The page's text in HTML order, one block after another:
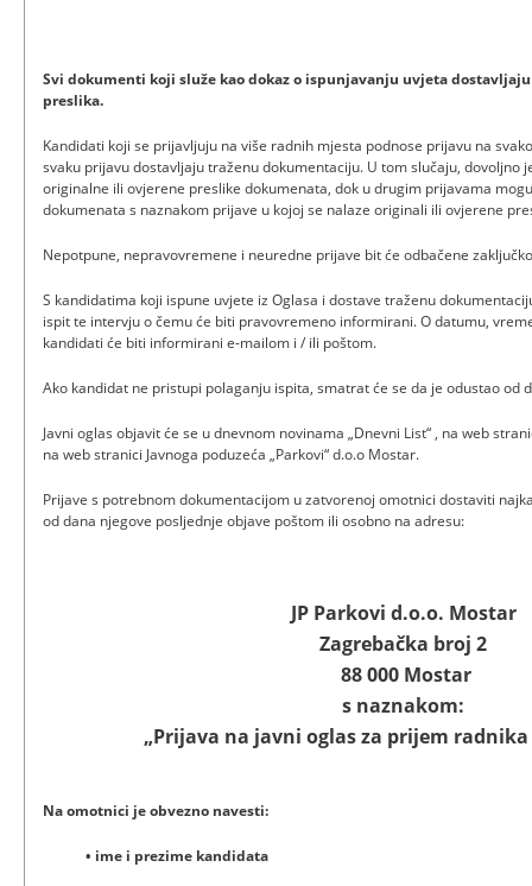
Svi dokumenti koji služe kao dokaz o ispunjavanju uvjeta
preslika.
Kandidati koji se prijavljuju na više radnih mjesta podnose prijavu na
svaku prijavu dostavljaju traženu dokumentaciju. U tom slučaju, dovoljno
originalne ili ovjerene preslike dokumenata, dok u drugim prijavama
dokumenata s naznakom prijave u kojoj se nalaze originali ili ovjerene
Nepotpune, nepravovremene i neuredne prijave bit će odbačene
S kandidatima koji ispune uvjete iz Oglasa i dostave traženu
ispit te intervju o čemu će biti pravovremeno informirani. O datumu,
kandidati će biti informirani e-mailom i / ili poštom.
Ako kandidat ne pristupi polaganju ispita, smatrat će se da je odustao od
Javni oglas objavit će se u dnevnom novinama „Dnevni List“ , na web
na web stranici Javnoga poduzeća „Parkovi“ d.o.o Mostar.
Prijave s potrebnom dokumentacijom u zatvorenoj omotnici dostaviti
od dana njegove posljednje objave poštom ili osobno na adresu:
JP Parkovi d.o.o. Mostar
Zagrebačka broj 2
88 000 Mostar
s naznakom:
„Prijava na javni oglas za prijem
Na omotnici je obvezno navesti:
• ime i prezime kandidata